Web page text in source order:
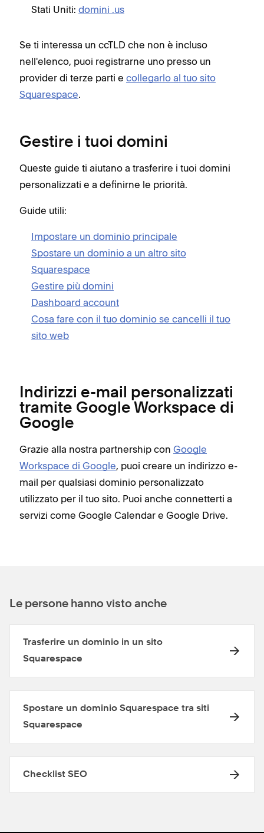
Stati Uniti: domini .us
Se ti interessa un ccTLD che non è incluso
nell'elenco, puoi registrarne uno presso un
provider di terze parti e collegarlo al tuo sito
Squarespace.
Gestire i tuoi domini
Queste guide ti aiutano a trasferire i tuoi domini
personalizzati e a definirne le priorità.
Guide utili:
Impostare un dominio principale
Spostare un dominio a un altro sito
Squarespace
Gestire più domini
Dashboard account
Cosa fare con il tuo dominio se cancelli il tuo
sito web
Indirizzi e-mail personalizzati
tramite Google Workspace di
Google
Grazie alla nostra partnership con Google
Workspace di Google, puoi creare un indirizzo e-
mail per qualsiasi dominio personalizzato
utilizzato per il tuo sito. Puoi anche connetterti a
servizi come Google Calendar e Google Drive.
Le persone hanno visto anche
Trasferire un dominio in un sito
Squarespace
Spostare un dominio Squarespace tra siti
Squarespace
Checklist SEO